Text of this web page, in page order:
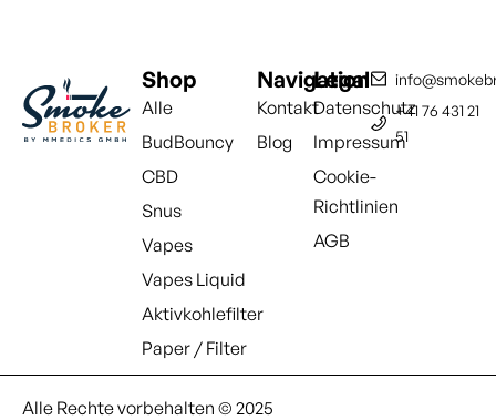
Shop
Alle
BudBouncy
CBD
Snus
Vapes
Vapes Liquid
Aktivkohlefilter
Paper / Filter
Navigation
Kontakt
Blog
Legal
Datenschutz
Impressum
Cookie-
Richtlinien
AGB
+41 76 431 21
51
Alle Rechte vorbehalten © 2025